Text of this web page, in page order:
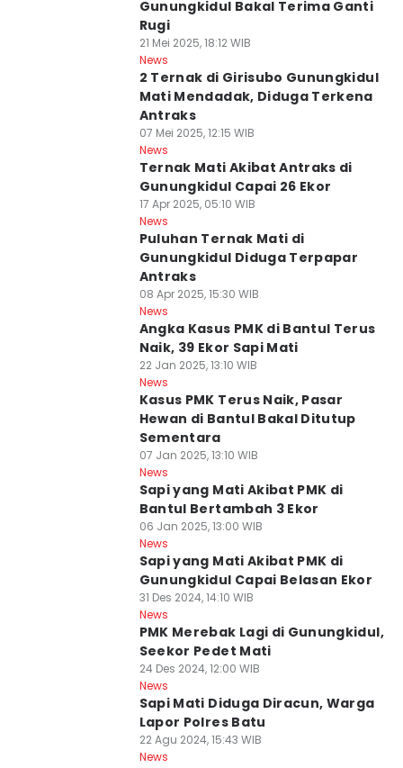
Gunungkidul Bakal Terima Ganti
Rugi
21 Mei 2025, 18:12 WIB
News
2 Ternak di Girisubo Gunungkidul
Mati Mendadak, Diduga Terkena
Antraks
07 Mei 2025, 12:15 WIB
News
Ternak Mati Akibat Antraks di
Gunungkidul Capai 26 Ekor
17 Apr 2025, 05:10 WIB
News
Puluhan Ternak Mati di
Gunungkidul Diduga Terpapar
Antraks
08 Apr 2025, 15:30 WIB
News
Angka Kasus PMK di Bantul Terus
Naik, 39 Ekor Sapi Mati
22 Jan 2025, 13:10 WIB
News
Kasus PMK Terus Naik, Pasar
Hewan di Bantul Bakal Ditutup
Sementara
07 Jan 2025, 13:10 WIB
News
Sapi yang Mati Akibat PMK di
Bantul Bertambah 3 Ekor
06 Jan 2025, 13:00 WIB
News
Sapi yang Mati Akibat PMK di
Gunungkidul Capai Belasan Ekor
31 Des 2024, 14:10 WIB
News
PMK Merebak Lagi di Gunungkidul,
Seekor Pedet Mati
24 Des 2024, 12:00 WIB
News
Sapi Mati Diduga Diracun, Warga
Lapor Polres Batu
22 Agu 2024, 15:43 WIB
News